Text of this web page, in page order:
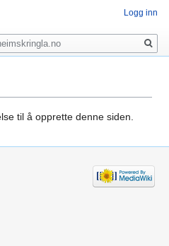
til å opprette denne siden.
Logg inn